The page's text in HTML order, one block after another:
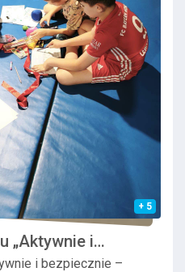
+ 5
„Aktywnie i
i bezpiecznie –